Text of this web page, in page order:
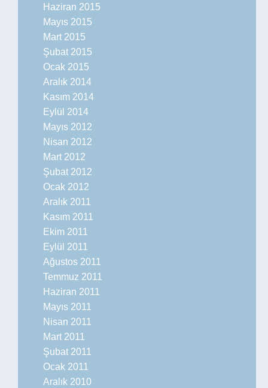
Haziran 2015
Mayıs 2015
Mart 2015
Şubat 2015
Ocak 2015
Aralık 2014
Kasım 2014
Eylül 2014
Mayıs 2012
Nisan 2012
Mart 2012
Şubat 2012
Ocak 2012
Aralık 2011
Kasım 2011
Ekim 2011
Eylül 2011
Ağustos 2011
Temmuz 2011
Haziran 2011
Mayıs 2011
Nisan 2011
Mart 2011
Şubat 2011
Ocak 2011
Aralık 2010